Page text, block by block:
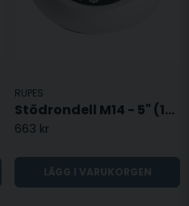
RUPES
Stödrondell M14 - 5" (125mm)
663 kr
LÄGG I VARUKORGEN